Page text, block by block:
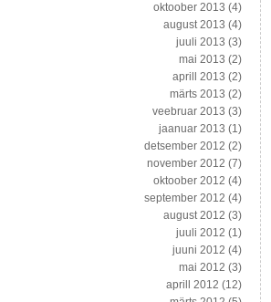
oktoober 2013 (4)
august 2013 (4)
juuli 2013 (3)
mai 2013 (2)
aprill 2013 (2)
märts 2013 (2)
veebruar 2013 (3)
jaanuar 2013 (1)
detsember 2012 (2)
november 2012 (7)
oktoober 2012 (4)
september 2012 (4)
august 2012 (3)
juuli 2012 (1)
juuni 2012 (4)
mai 2012 (3)
aprill 2012 (12)